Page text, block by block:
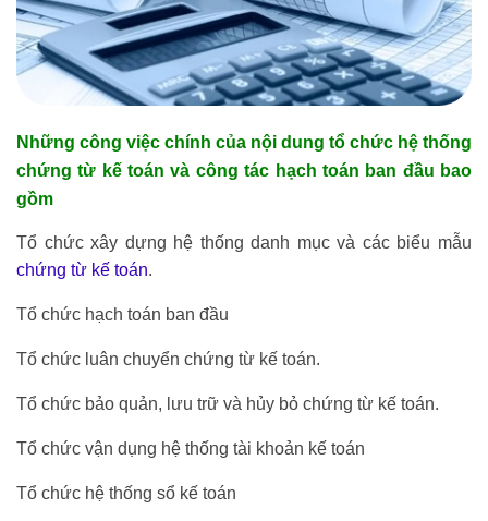
Những công việc chính của nội dung tổ chức hệ thống
chứng từ kế toán và công tác hạch toán ban đầu bao
gồm
Tổ chức xây dựng hệ thống danh mục và các biểu mẫu
chứng từ kế toán.
Tổ chức hạch toán ban đầu
Tổ chức luân chuyển chứng từ kế toán.
Tổ chức bảo quản, lưu trữ và hủy bỏ chứng từ kế toán.
Tổ chức vận dụng hệ thống tài khoản kế toán
Tổ chức hệ thống sổ kế toán